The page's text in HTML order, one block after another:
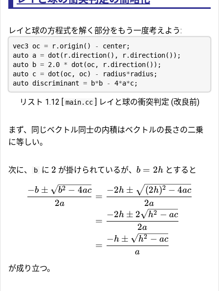
レイと球の方程式を解く部分をもう一度考えよう:
vec3 oc = r. origin() - center;
auto a = dot ( r.direction(), r.direction());
auto
b = 2.0 * dot (oc, r.direction());
auto c = dot (oc, oc) - radius*radius ;
auto discriminant = b*b - 4*a*c;
リスト 1.12 [ main.cc ] レイと球の衝突判定 (改良前)
まず、同じベクトル同士の内積はベクトルの長さの二乗
に等しい。
次に、 b に 2 が掛けられているが、 b = 2hとすると
2a
−b ± b2 − 4ac
=
2a
−2h ± (2h)2 − 4ac
=
2a
−2h ± 2 h2 − ac
=
a
−h ± h2 − ac
が成り立つ。